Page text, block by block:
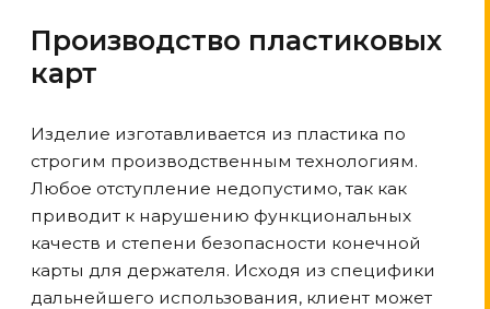
Производство пластиковых
карт
Изделие изготавливается из пластика по
строгим производственным технологиям.
Любое отступление недопустимо, так как
приводит к нарушению функциональных
качеств и степени безопасности конечной
карты для держателя. Исходя из специфики
дальнейшего использования, клиент может